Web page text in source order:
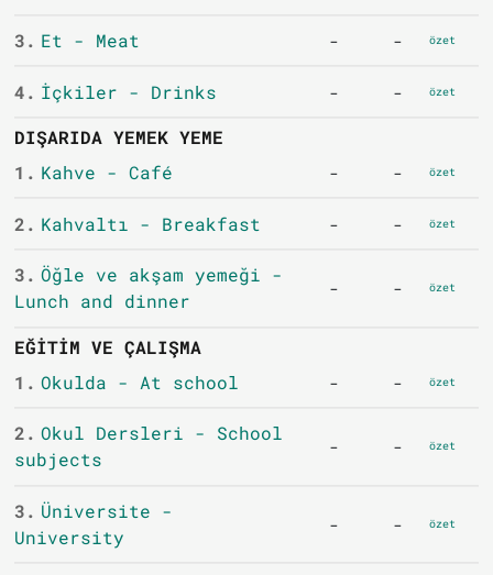
3. Et - Meat - - özet
4. İçkiler - Drinks - - özet
DIŞARIDA YEMEK YEME
1. Kahve - Café - - özet
2. Kahvaltı - Breakfast - - özet
3. Öğle ve akşam yemeği -
Lunch and dinner
- - özet
EĞITIM VE ÇALIŞMA
1. Okulda - At school - - özet
2. Okul Dersleri - School
subjects
- - özet
3. Üniversite -
University
- - özet